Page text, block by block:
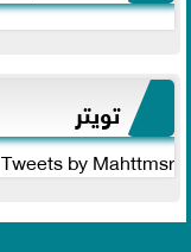
تويتر
Tweets by Mahttmsr